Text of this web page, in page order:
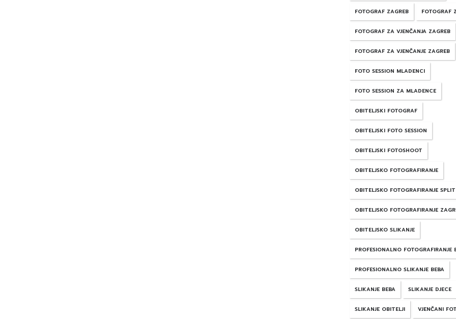
FOTOGRAF ZAGREB FOTOGRAF
FOTOGRAF ZA VJENČANJA ZAGREB
FOTOGRAF ZA VJENČANJE ZAGREB
FOTO SESSION MLADENCI
FOTO SESSION ZA MLADENCE
OBITELJSKI FOTOGRAF
OBITELJSKI FOTO SESSION
OBITELJSKI FOTOSHOOT
OBITELJSKO FOTOGRAFIRANJE
OBITELJSKO FOTOGRAFIRANJE SPLIT
OBITELJSKO FOTOGRAFIRANJE
OBITELJSKO SLIKANJE
PROFESIONALNO FOTOGRAFIRANJE
PROFESIONALNO SLIKANJE BEBA
SLIKANJE BEBA SLIKANJE DJECE
SLIKANJE OBITELJI VJENČANI